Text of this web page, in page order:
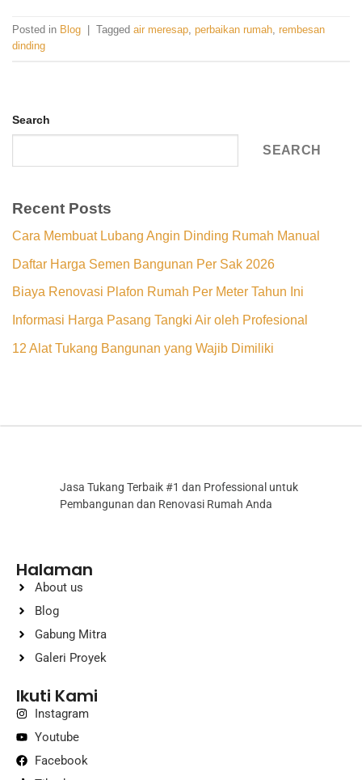
Posted in Blog Tagged air meresap, perbaikan rumah, rembesan
dinding
Search
SEARCH
Recent Posts
Cara Membuat Lubang Angin Dinding Rumah Manual
Daftar Harga Semen Bangunan Per Sak 2026
Biaya Renovasi Plafon Rumah Per Meter Tahun Ini
Informasi Harga Pasang Tangki Air oleh Profesional
12 Alat Tukang Bangunan yang Wajib Dimiliki
Jasa Tukang Terbaik #1 dan Professional untuk
Pembangunan dan Renovasi Rumah Anda
Halaman
About us
Blog
Gabung Mitra
Galeri Proyek
Ikuti Kami
Instagram
Youtube
Facebook